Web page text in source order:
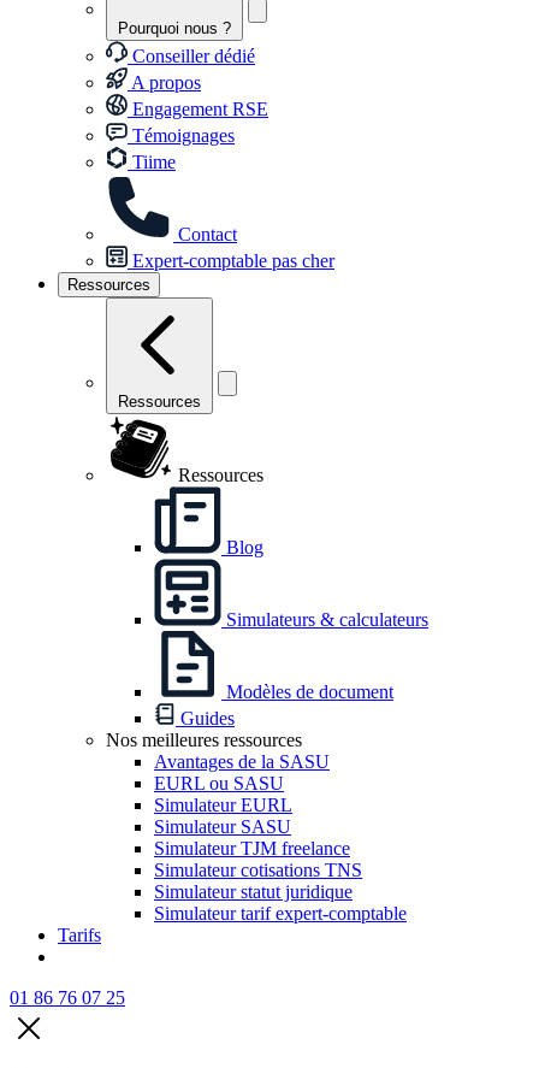
Pourquoi nous ?
Conseiller dédié
A propos
Engagement RSE
Témoignages
Tiime
Contact
Expert-comptable pas cher
Ressources
Ressources
Ressources
Blog
Simulateurs & calculateurs
Modèles de document
Guides
Nos meilleures ressources
Avantages de la SASU
EURL ou SASU
Simulateur EURL
Simulateur SASU
Simulateur TJM freelance
Simulateur cotisations TNS
Simulateur statut juridique
Simulateur tarif expert-comptable
Tarifs
01 86 76 07 25